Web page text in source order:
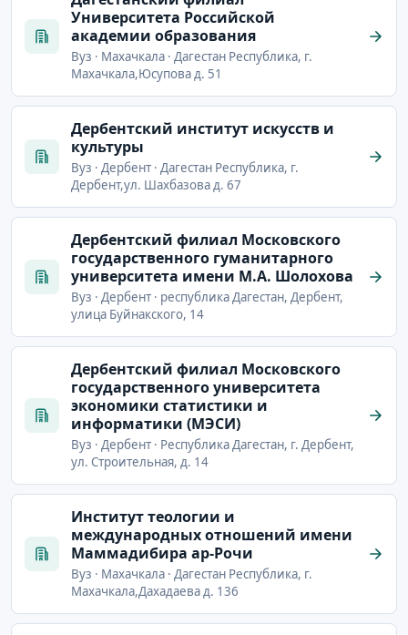
Университета Российской
академии образования
Вуз · Махачкала · Дагестан Республика, г.
Махачкала,Юсупова д. 51
Дербентский институт искусств и
культуры
Вуз · Дербент · Дагестан Республика, г.
Дербент,ул. Шахбазова д. 67
Дербентский филиал Московского
государственного гуманитарного
университета имени М.А. Шолохова
Вуз · Дербент · республика Дагестан, Дербент,
улица Буйнакского, 14
Дербентский филиал Московского
государственного университета
экономики статистики и
информатики (МЭСИ)
Вуз · Дербент · Республика Дагестан, г. Дербент,
ул. Строительная, д. 14
Институт теологии и
международных отношений имени
Маммадибира ар-Рочи
Вуз · Махачкала · Дагестан Республика, г.
Махачкала,Дахадаева д. 136